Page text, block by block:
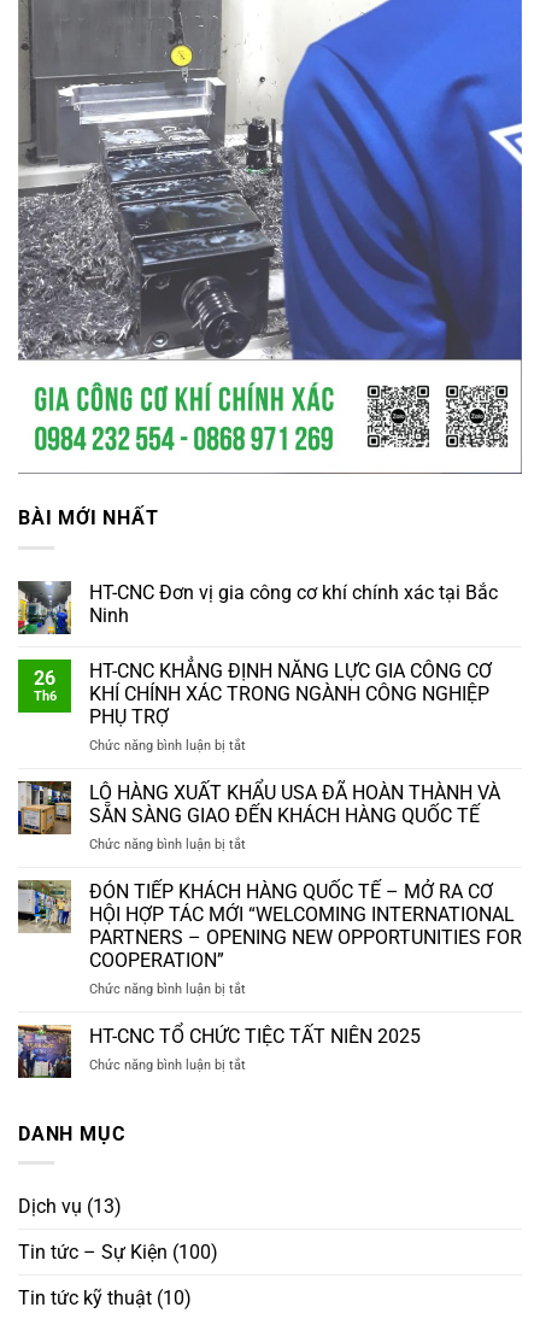
BÀI MỚI NHẤT
HT-CNC Đơn vị gia công cơ khí chính xác tại Bắc
Ninh
26
Th6
HT-CNC KHẲNG ĐỊNH NĂNG LỰC GIA CÔNG CƠ
KHÍ CHÍNH XÁC TRONG NGÀNH CÔNG NGHIỆP
PHỤ TRỢ
Chức năng bình luận bị tắtở
CNC
KHẲNG
ĐỊNH
NĂNG
GIA
CÔNG
CƠ
KHÍ
XÁC
NGÀNH
CÔNG
NGHIỆP
LÔ HÀNG XUẤT KHẨU USA ĐÃ HOÀN THÀNH VÀ
SẴN SÀNG GIAO ĐẾN KHÁCH HÀNG QUỐC TẾ
Chức năng bình luận bị tắtở
HÀNG
XUẤT
KHẨU
USA
HOÀN
VÀ
SẴN
SÀNG
ĐÓN TIẾP KHÁCH HÀNG QUỐC TẾ – MỞ RA CƠ
HỘI HỢP TÁC MỚI “WELCOMING INTERNATIONAL
PARTNERS – OPENING NEW OPPORTUNITIES FOR
COOPERATION”
Chức năng bình luận bị tắtở
TIẾP
KHÁCH
HÀNG
HT-CNC TỔ CHỨC TIỆC TẤT NIÊN 2025
Chức năng bình luận bị tắtở
DANH MỤC
Dịch vụ (13)
Tin tức – Sự Kiện (100)
Tin tức kỹ thuật (10)